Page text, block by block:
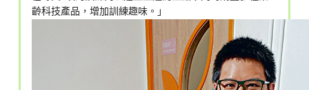
齡科技產品，增加訓練趣味。」